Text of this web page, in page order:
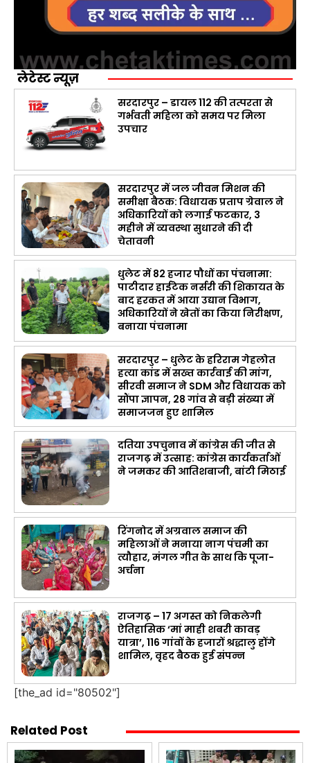
लेटेस्ट न्यूज़
सरदारपुर – डायल 112 की तत्परता से
गर्भवती महिला को समय पर मिला
उपचार
सरदारपुर में जल जीवन मिशन की
समीक्षा बैठक: विधायक प्रताप ग्रेवाल ने
अधिकारियों को लगाई फटकार, 3
महीने में व्यवस्था सुधारने की दी
चेतावनी
धुलेट में 82 हजार पौधों का पंचनामा:
पाटीदार हाईटेक नर्सरी की शिकायत के
बाद हरकत में आया उद्यान विभाग,
अधिकारियों ने खेतों का किया निरीक्षण,
बनाया पंचनामा
सरदारपुर – धुलेट के हरिराम गेहलोत
हत्या कांड में सख्त कार्रवाई की मांग,
सीरवी समाज ने SDM और विधायक को
सौंपा ज्ञापन, 28 गांव से बड़ी संख्या में
समाजजन हुए शामिल
दतिया उपचुनाव में कांग्रेस की जीत से
राजगढ़ में उत्साह: कांग्रेस कार्यकर्ताओं
ने जमकर की आतिशबाजी, बांटी मिठाई
रिंगनोद में अग्रवाल समाज की
महिलाओं ने मनाया नाग पंचमी का
त्यौहार, मंगल गीत के साथ कि पूजा-
अर्चना
राजगढ़ – 17 अगस्त को निकलेगी
ऐतिहासिक ‘मां माही शबरी कावड़
यात्रा’, 116 गांवों के हजारों श्रद्धालु होंगे
शामिल, वृहद बैठक हुई संपन्न
[the_ad id="80502"]
Related Post